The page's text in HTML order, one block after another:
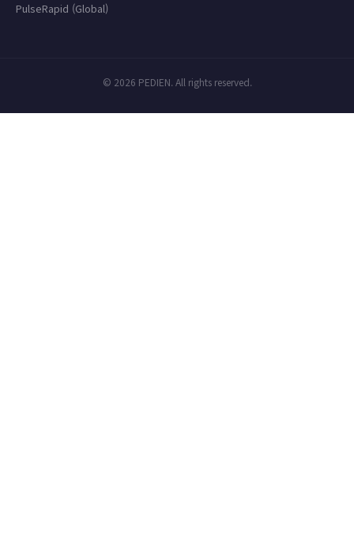
PulseRapid (Global)
© 2026 PEDIEN. All rights reserved.